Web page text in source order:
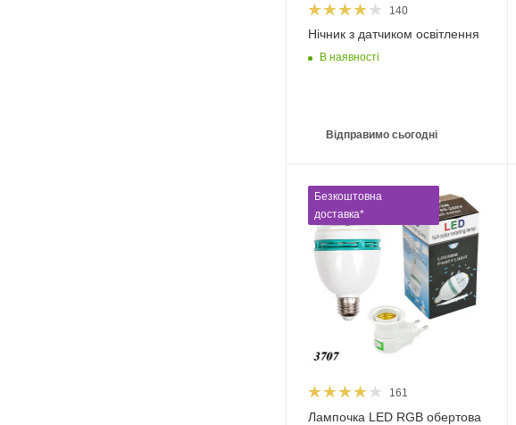
140
Нічник з датчиком освітлення
В наявності
Відправимо сьогодні
Безкоштовна
доставка*
161
Лампочка LED RGB обертова